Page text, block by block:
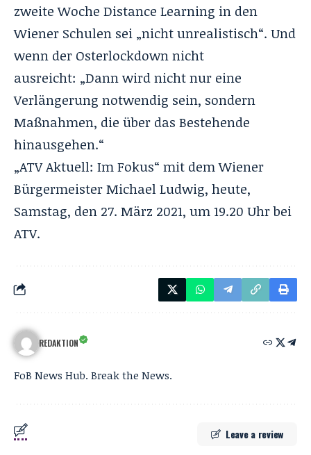
zweite Woche Distance Learning in den
Wiener Schulen sei „nicht unrealistisch“. Und
wenn der Osterlockdown nicht
ausreicht: „Dann wird nicht nur eine
Verlängerung notwendig sein, sondern
Maßnahmen, die über das Bestehende
hinausgehen.“
„ATV Aktuell: Im Fokus“ mit dem Wiener
Bürgermeister Michael Ludwig, heute,
Samstag, den 27. März 2021, um 19.20 Uhr bei
ATV.
REDAKTION
FoB News Hub. Break the News.
Leave a review